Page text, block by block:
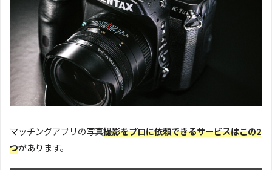
マッチングアプリの写真撮影をプロに依頼できるサービスはこの2
つがあります。